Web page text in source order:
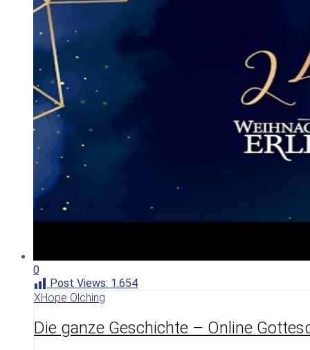
0
Post Views: 1.654
XHope Olching
Die ganze Geschichte – Online